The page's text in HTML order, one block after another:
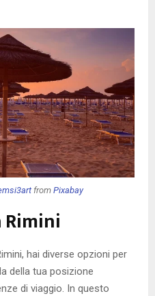
from Pixabay
Rimini
hai diverse opzioni per
della tua posizione
di viaggio. In questo